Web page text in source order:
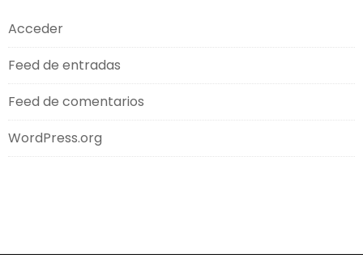
Acceder
Feed de entradas
Feed de comentarios
WordPress.org